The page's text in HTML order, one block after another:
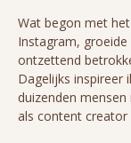
Wat begon met het
Instagram,
ontzettend
Dagelijks inspireer
duizenden
als content creator